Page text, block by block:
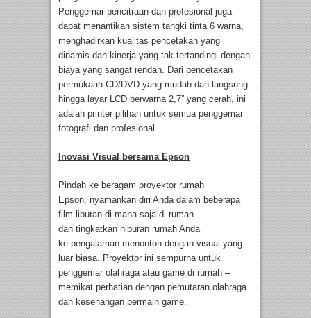
Penggemar pencitraan dan profesional juga
dapat menantikan sistem tangki tinta 6 warna,
menghadirkan kualitas pencetakan yang
dinamis dan kinerja yang tak tertandingi dengan
biaya yang sangat rendah. Dari pencetakan
permukaan CD/DVD yang mudah dan langsung
hingga layar LCD berwarna 2,7” yang cerah, ini
adalah printer pilihan untuk semua penggemar
fotografi dan profesional.
Inovasi Visual bersamaEpson
Pindah ke beragam proyektor rumah
Epson, nyamankan diri Anda dalam beberapa
film liburan di mana saja di rumah
dan tingkatkan hiburan rumah Anda
ke pengalaman menonton dengan visual yang
luar biasa. Proyektor ini sempurna untuk
penggemar olahraga atau game di rumah –
memikat perhatian dengan pemutaran olahraga
dan kesenangan bermain game.